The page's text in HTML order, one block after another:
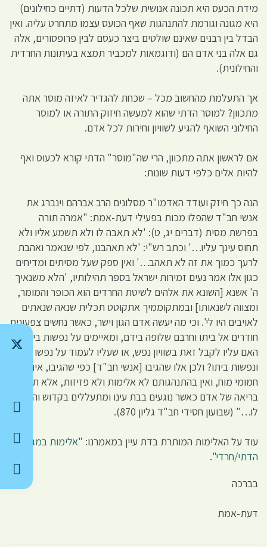
מידת הכעס היא תכונה אנושית שלכל הדעות (דתיים כחילונים)
היא מגונה וגורמת להתנהגות שאף הכועס עצמו מתחרט עליה. ואין
הבדל בין רבנים שאינם שולטים ביצר כעסם לבין פרופסורים, אלה
גם אלה בני אדם הם (ודוגמאות למכביר תמצא בעיתונות החרדית
והחילונית).
אך התעלמת מהחשוב מכל – שכחת להגדיר לאיזה מוסר אתה
מתכוון? למוסר הדתי שהוא למעשה חיזוק התורה או למוסר
החילוני השואף להגיע לשוויון וחירות לכל אדם.
אם לראשון אתה מתכוון, הרי שה"מוסר" הדתי קורא לכעוס ואף
להיות אלים כלפי דעות שונות:
הנה כך חיזק ועודד האדמו"ר מסלונים הרב אברהם וינברג את
אנשי חב"ד שהפלו מכות בפעילי דעת-אמת: "אמרה תורה
בפרשת מסית (דברים יג, ט): 'לא תאבה לו ולא תשמע אליו ולא
תחוס עינך עליו…' וכתב רש"י: 'לא תאהבנו, לפי שנאמר ואהבת
לרעך כמוך את זה לא תאהב…' ואין ספק שעל מסיתים ומדיחים
כגון אלו אמר נעים זמירות ישראל בספר תהילותיו, 'הלא משנאיך
ה' אשנא [השונא את אלהים לשיטת החרדים הוא הכופר והמומר,
ומצווה לשנאותו] ובמתקוממיך אתקוטט תכלית שנאה שנאתים
לאויבים היו לי'. וכי מה יעשה אדם הגון וישר, כאשר נחשים צפעונים
חודרים אל ביתו וחרבם שלופה בידם, ומאיימים על נפשות ביתו,
האם עליו לקבל זאת בשוויון נפש, או שעליו לעמוד על נפשו
ונפשות ביתו? ולכן אלו שהגיבו [אנשי חב"ד] כפי שהגיבו, אינם
חמומי מוח, ואין בהתנהגותם לא אלימות ולא פזיזות, אלא תגובה
בריאה של אדם כאשר נוגעים בבת עינו ומתעללים בקדוש והיקר
לו…" (שבועון חסידי חב"ד גליון 870).
עוד על האלימות המותרת בדת עיין במאמרנו: "אלימות במגזר
הדתי/חרדי".
בברכה
דעת-אמת